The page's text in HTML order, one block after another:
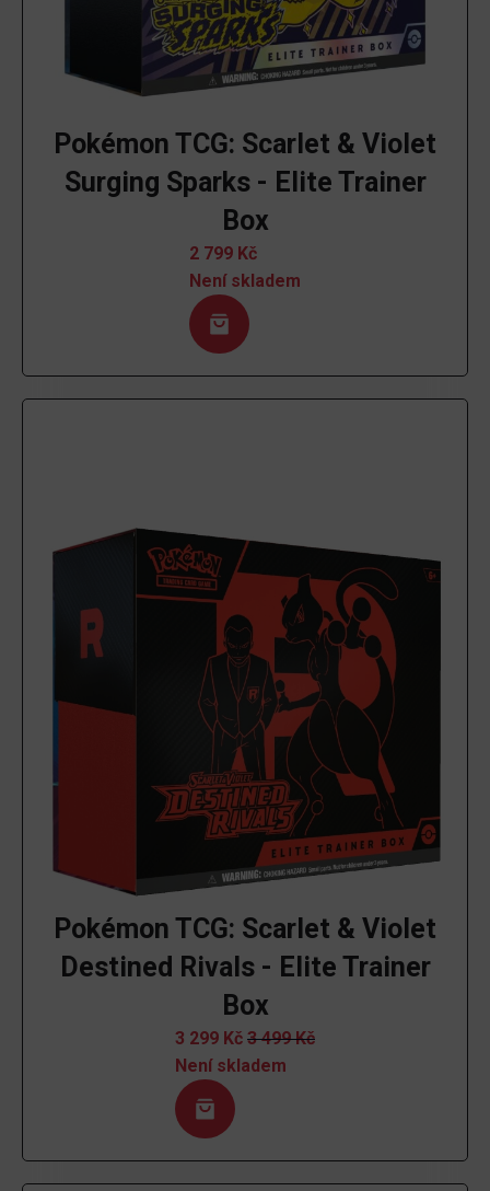
Pokémon TCG: Scarlet & Violet
Surging Sparks - Elite Trainer
Box
2 799 Kč
Není skladem
Pokémon TCG: Scarlet & Violet
Destined Rivals - Elite Trainer
Box
3 299 Kč 3 499Kč
Není skladem